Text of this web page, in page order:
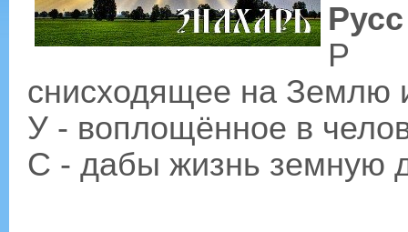
Русс
Р -
снисходящее на Землю
У - воплощённое в
С - дабы жизнь земную